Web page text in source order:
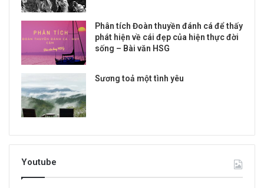
Phân tích Đoàn thuyền đánh cá để thấy
phát hiện về cái đẹp của hiện thực đời
sống – Bài văn HSG
Sương toả một tình yêu
Youtube